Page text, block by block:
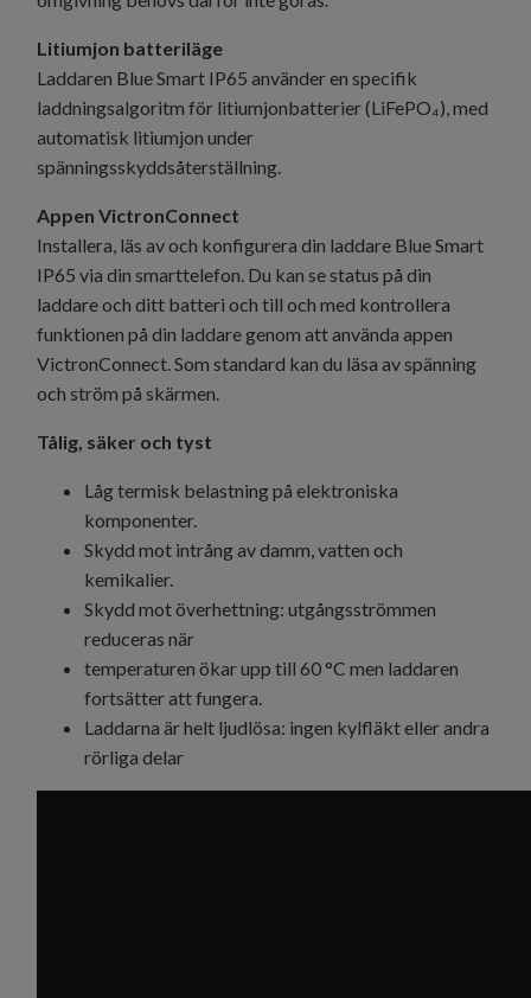
Litiumjon batteriläge
Laddaren Blue Smart IP65 använder en specifik
laddningsalgoritm för litiumjonbatterier (LiFePO₄), med
automatisk litiumjon under
spänningsskyddsåterställning.
Appen VictronConnect
Installera, läs av och konfigurera din laddare Blue Smart
IP65 via din smarttelefon. Du kan se status på din
laddare och ditt batteri och till och med kontrollera
funktionen på din laddare genom att använda appen
VictronConnect. Som standard kan du läsa av spänning
och ström på skärmen.
Tålig, säker och tyst
Låg termisk belastning på elektroniska
komponenter.
Skydd mot intrång av damm, vatten och
kemikalier.
Skydd mot överhettning: utgångsströmmen
reduceras när
temperaturen ökar upp till 60 °C men laddaren
fortsätter att fungera.
Laddarna är helt ljudlösa: ingen kylfläkt eller andra
rörliga delar